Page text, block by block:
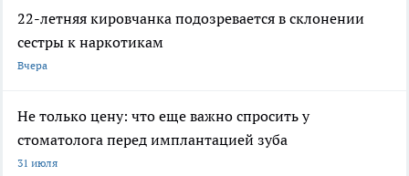
22-летняя кировчанка подозревается в склонении
сестры к наркотикам
Вчера
Не только цену: что еще важно спросить у
стоматолога перед имплантацией зуба
31 июля